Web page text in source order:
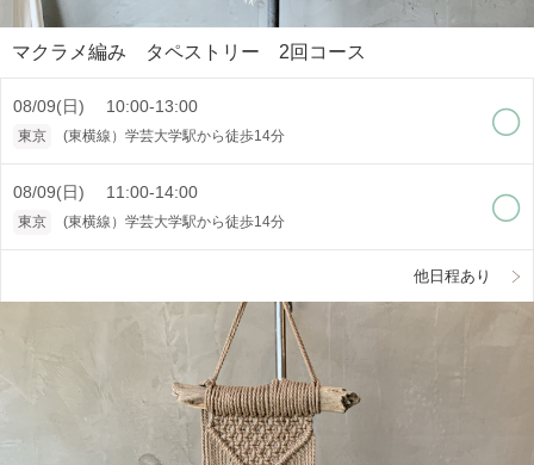
マクラメ編み タペストリー 2回コース
08/09(日) 10:00-13:00
東京 (東横線）学芸大学駅から徒歩14分
08/09(日) 11:00-14:00
東京 (東横線）学芸大学駅から徒歩14分
他日程あり